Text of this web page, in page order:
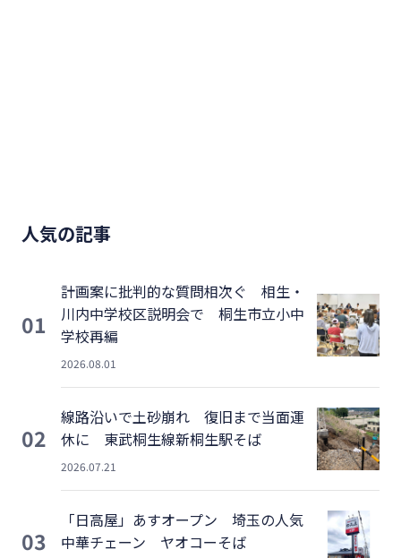
人気の記事
01
計画案に批判的な質問相次ぐ 相生・
川内中学校区説明会で 桐生市立小中
学校再編
2026.08.01
02
線路沿いで土砂崩れ 復旧まで当面運
休に 東武桐生線新桐生駅そば
2026.07.21
03
「日高屋」あすオープン 埼玉の人気
中華チェーン ヤオコーそば